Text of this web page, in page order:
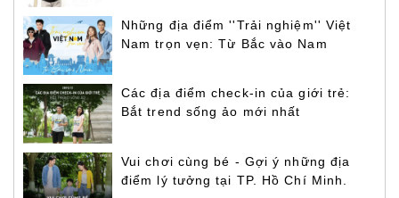
Những địa điểm ''Trải nghiệm'' Việt
Nam trọn vẹn: Từ Bắc vào Nam
Các địa điểm check-in của giới trẻ:
Bắt trend sống ảo mới nhất
Vui chơi cùng bé - Gợi ý những địa
điểm lý tưởng tại TP. Hồ Chí Minh.